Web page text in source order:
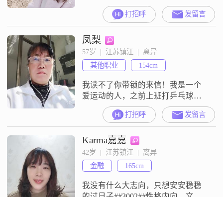
打招呼 发留言
凤梨
57岁  |  江苏镇江  |  离异
其他职业
154cm
我读不了你带锁的来信！我是一个
爱运动的人，之前上班打乒乓球，
羽毛球，气排球，游泳##3002##现
在是出去甩甩彩带龙##3002##爱清
淡点的美食，一个相互看对眼，一
个能把心安放的家！
打招呼 发留言
Karma嘉嘉
42岁  |  江苏镇江  |  离异
金融
165cm
我没有什么大志向，只想安安稳稳